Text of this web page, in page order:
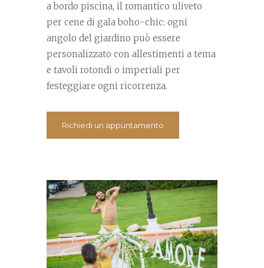
a bordo piscina, il romantico uliveto
per cene di gala boho-chic: ogni
angolo del giardino può essere
personalizzato con allestimenti a tema
e tavoli rotondi o imperiali per
festeggiare ogni ricorrenza.
Richiedi un appuntamento